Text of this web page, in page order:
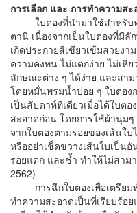
การเลือก และ การทำความสะ
ใบตองที่นำมาใช้สำหรับท
ตานี เนื่องจากเป็นใบตองที่มีลั
เกิดประกายสีเขียวเข้มสวยง
ความคงทน ไม่แตกง่าย ไม่เหี่
ลักษณะต่าง ๆ ได้ง่าย และสา
โดยหมั่นพรมน้ำบ่อย ๆ ใบตอ
เป็นสัปดาห์ทีเดียวเมื่อได้ใบต
สะอาดก่อน โดยการใช้ผ้านุ่ม
จากใบตองตามรอยของเส้นใ
หรืออย่าเช็ดขวางเส้นใบเป็น
รอยแตก และช้ำ ทำให้ไม่สา
2562)
การฉีกใบตองเพื่อเตรียมท
ทำความสะอาดเป็นที่เรียบร้อ